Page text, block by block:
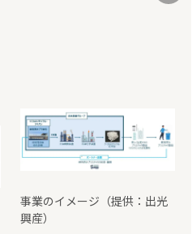
事業のイメージ（提供：出光
興産）